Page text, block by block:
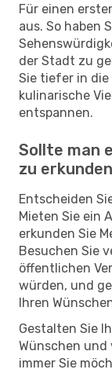
Für einen
aus. So haben
der Stadt zu
Sie tiefer in
kulinarische
entspannen.
Sollte man
zu
Entscheiden
Mieten Sie ein
erkunden Sie
Besuchen Sie
öffentlichen
würden, und
Ihren
Gestalten Sie
Wünschen und
immer Sie